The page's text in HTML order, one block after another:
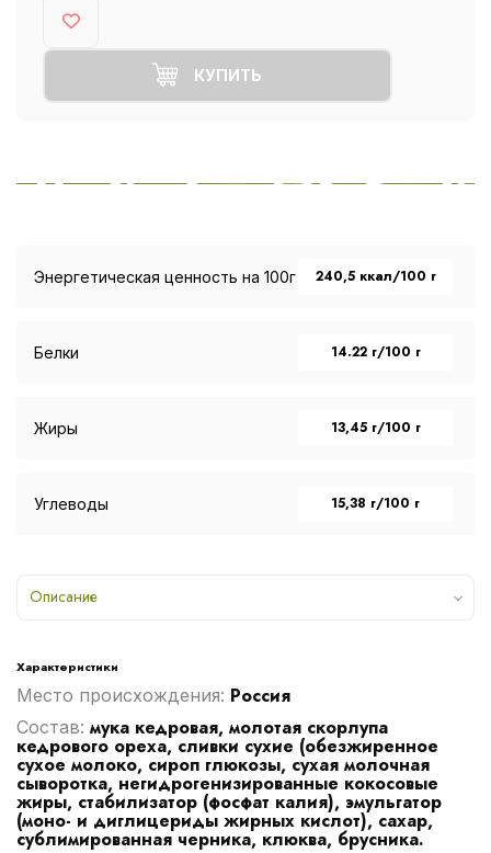
КУПИТЬ
Энергетическая ценность на 100г 240,5 ккал/100 г
Белки 14.22 г/100 г
Жиры 13,45 г/100 г
Углеводы 15,38 г/100 г
Описание
Характеристики
Место происхождения: Россия
Cостав: мука кедровая, молотая скорлупа
кедрового ореха, сливки сухие (обезжиренное
сухое молоко, сироп глюкозы, сухая молочная
сыворотка, негидрогенизированные кокосовые
жиры, стабилизатор (фосфат калия), эмульгатор
(моно- и диглицериды жирных кислот), сахар,
сублимированная черника, клюква, брусника.